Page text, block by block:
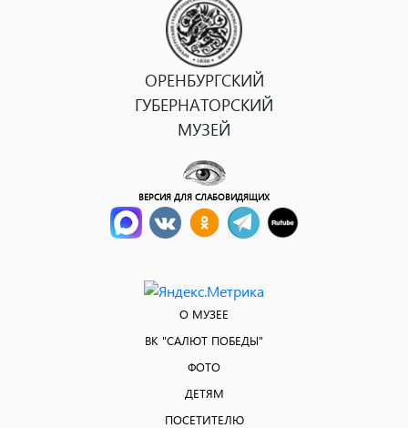
ОРЕНБУРГСКИЙ
ГУБЕРНАТОРСКИЙ
МУЗЕЙ
ВЕРСИЯ ДЛЯ СЛАБОВИДЯЩИХ
О МУЗЕЕ
ВК "САЛЮТ ПОБЕДЫ"
ФОТО
ДЕТЯМ
ПОСЕТИТЕЛЮ